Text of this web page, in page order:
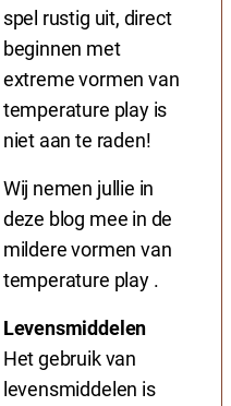
spel rustig uit, direct
beginnen met
extreme vormen van
temperature play is
niet aan te raden!
Wij nemen jullie in
deze blog mee in de
mildere vormen van
temperature play .
Levensmiddelen
Het gebruik van
levensmiddelen is